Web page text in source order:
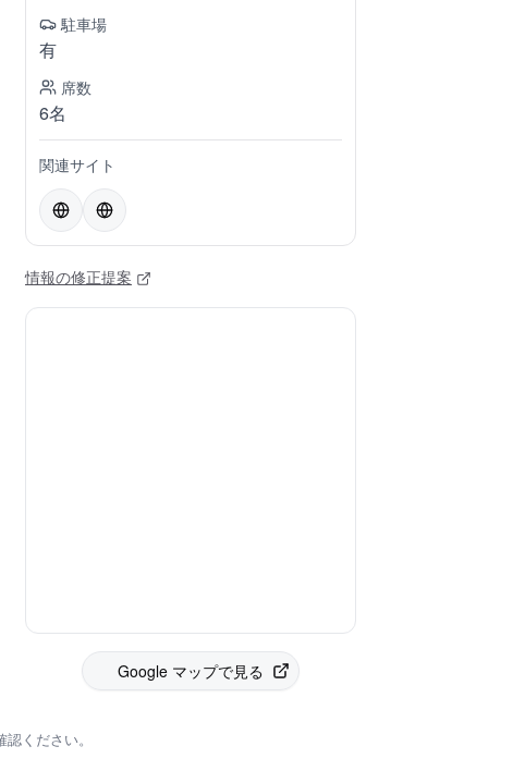
駐車場
有
席数
6名
関連サイト
情報の修正提案
Google マップで見る
ください。